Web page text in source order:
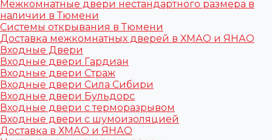
Межкомнатные двери нестандартного размера в
наличии в Тюмени
Системы открывания в Тюмени
Доставка межкомнатных дверей в ХМАО и ЯНАО
Входные Двери
Входные двери Гардиан
Входные двери Страж
Входные двери Сила Сибири
Входные двери Бульдорс
Входные двери с терморазрывом
Входные двери с шумоизоляцией
Доставка в ХМАО и ЯНАО